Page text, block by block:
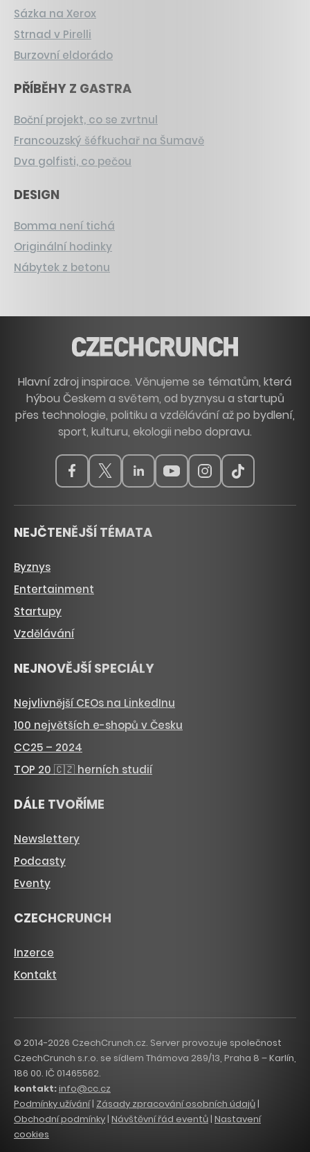
Sázka na Xerox
Strnad v Pirelli
Burzovní eldorádo
PŘÍBĚHY Z GASTRA
Boční projekt, co se zvrtnul
Francouzský šéfkuchař na Šumavě
Dva golfisti, co pečou
DESIGN
Bomma není tichá
Originální hodinky
Nábytek z betonu
Hlavní zdroj inspirace. Věnujeme se tématům, která
hýbou Českem a světem, od byznysu a startupů
přes technologie, politiku a vzdělávání až po bydlení,
sport, kulturu, ekologii nebo dopravu.
NEJČTENĚJŠÍ TÉMATA
Byznys
Entertainment
Startupy
Vzdělávání
NEJNOVĚJŠÍ SPECIÁLY
Nejvlivnější CEOs na LinkedInu
100 největších e-shopů v Česku
CC25 – 2024
TOP 20 🇨🇿 herních studií
DÁLE TVOŘÍME
Newslettery
Podcasty
Eventy
CZECHCRUNCH
Inzerce
Kontakt
© 2014-2026 CzechCrunch.cz. Server provozuje společnost
CzechCrunch s.r.o. se sídlem Thámova 289/13, Praha 8 – Karlín,
186 00. IČ 01465562.
kontakt:info@cc.cz
Podmínky užívání| Zásady zpracování osobních údajů|
Obchodní podmínky| Návštěvní řád eventů | Nastavení
cookies